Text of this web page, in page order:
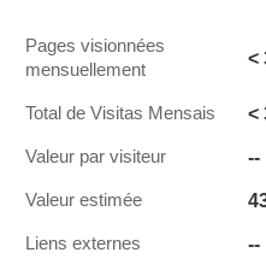
Pages visionnées
mensuellement
<
Total de Visitas Mensais <
Valeur par visiteur --
Valeur estimée
Liens externes --